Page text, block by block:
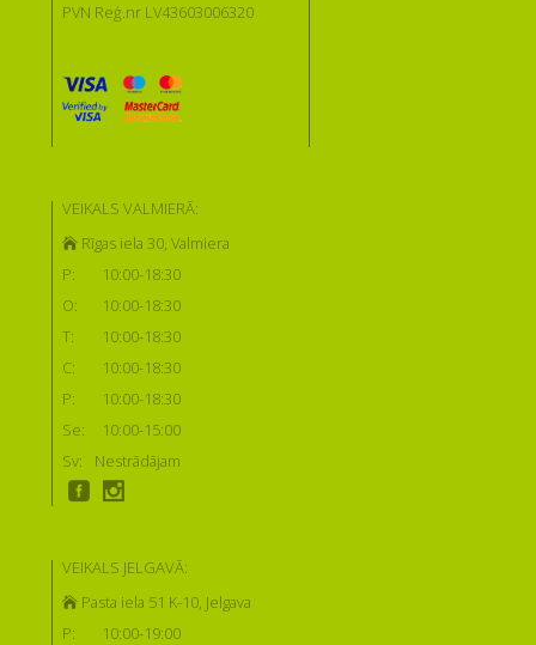
PVN Reģ.nr LV43603006320
VEIKALS VALMIERĀ:
Rīgas iela 30, Valmiera
P:
10:00-18:30
O:
10:00-18:30
T:
10:00-18:30
C:
10:00-18:30
P:
10:00-18:30
Se:
10:00-15:00
Sv:
Nestrādājam
VEIKALS JELGAVĀ:
Pasta iela 51 K-10, Jelgava
P:
10:00-19:00